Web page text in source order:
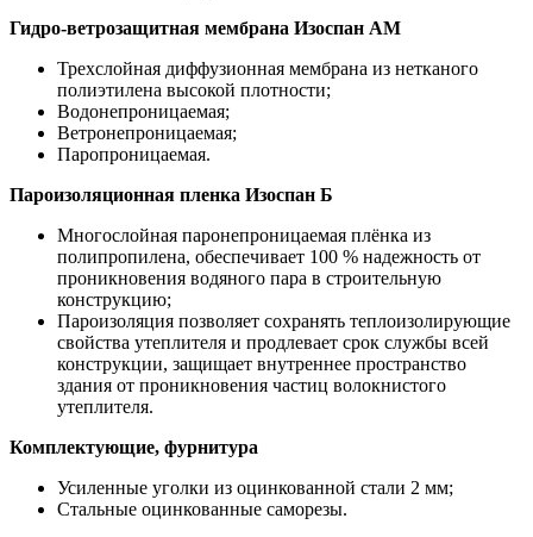
Гидро-ветрозащитная мембрана Изоспан АМ
Трехслойная диффузионная мембрана из нетканого
полиэтилена высокой плотности;
Водонепроницаемая;
Ветронепроницаемая;
Паропроницаемая.
Пароизоляционная пленка Изоспан Б
Многослойная паронепроницаемая плёнка из
полипропилена, обеспечивает 100 % надежность от
проникновения водяного пара в строительную
конструкцию;
Пароизоляция позволяет сохранять теплоизолирующие
свойства утеплителя и продлевает срок службы всей
конструкции, защищает внутреннее пространство
здания от проникновения частиц волокнистого
утеплителя.
Комплектующие, фурнитура
Усиленные уголки из оцинкованной стали 2 мм;
Стальные оцинкованные саморезы.